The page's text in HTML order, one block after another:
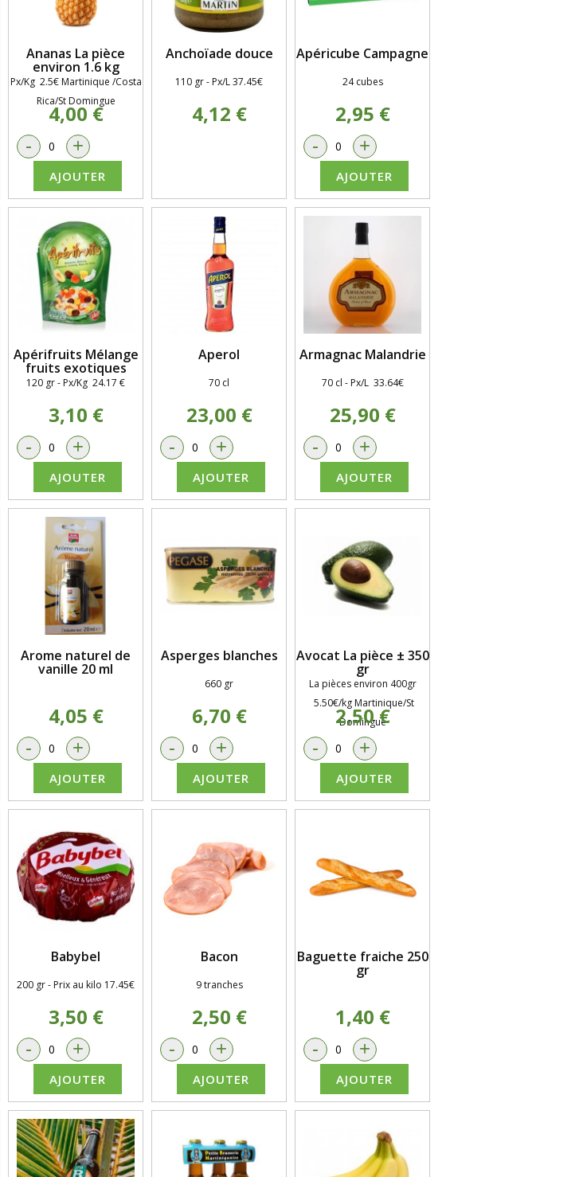
Ananas La pièce
environ 1.6 kg
Px/Kg 2.5€ Martinique /Costa
Rica/St Domingue
4,00 €
- +
AJOUTER
Anchoïade douce
110 gr - Px/L 37.45€
4,12 €
Apéricube Campagne
24 cubes
2,95 €
- +
AJOUTER
Apérifruits Mélange
fruits exotiques
120 gr - Px/Kg 24.17 €
3,10 €
- +
AJOUTER
Aperol
70 cl
23,00 €
- +
AJOUTER
Armagnac Malandrie
70 cl - Px/L 33.64€
25,90 €
- +
AJOUTER
Arome naturel de
vanille 20 ml
4,05 €
- +
AJOUTER
Asperges blanches
660 gr
6,70 €
- +
AJOUTER
Avocat La pièce ± 350
gr
La pièces environ 400gr
5.50€/kg Martinique/St
Domingue
2,50 €
- +
AJOUTER
Babybel
200 gr - Prix au kilo 17.45€
3,50 €
- +
AJOUTER
Bacon
9 tranches
2,50 €
- +
AJOUTER
Baguette fraiche 250
gr
1,40 €
- +
AJOUTER